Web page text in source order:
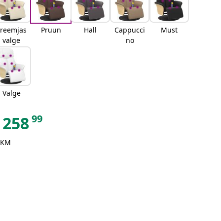
valge
Pruun Hall
Cappucci
no
Must
Valge
25899